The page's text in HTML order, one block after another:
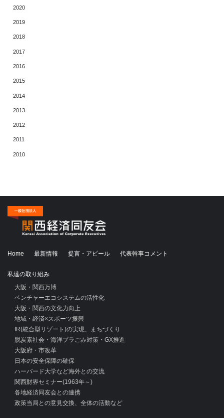
2020
2019
2018
2017
2016
2015
2014
2013
2012
2011
2010
Home 最新情報 提言・アピール 代表幹事コメント
私達の取り組み
大阪・関西万博
ベンチャーエコシステムの活性化
大阪・関西の文化力向上
地域・経済×スポーツ振興
IR(統合型リゾート)の実現、まちづくり
脱炭素社会・海洋プラごみ対策・GX推進
大阪府・市改革
日本の安全保障の確保
ハーバード大学など海外との交流
関西財界セミナー(1963年～)
各地経済同友会との連携
政策当局との意見交換、全体の活動など